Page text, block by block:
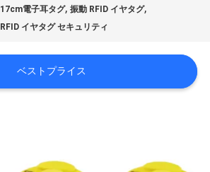
17cm電子耳タグ,振動 RFID イヤタグ,
RFID イヤタグ セキュリティ
ベストプライス